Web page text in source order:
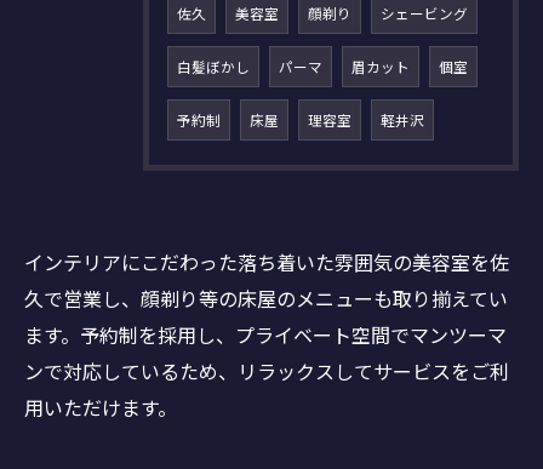
佐久 美容室 顔剃り シェービング
白髪ぼかし パーマ 眉カット 個室
予約制 床屋 理容室 軽井沢
インテリアにこだわった落ち着いた雰囲気の美容室を佐
久で営業し、顔剃り等の床屋のメニューも取り揃えてい
ます。予約制を採用し、プライベート空間でマンツーマ
ンで対応しているため、リラックスしてサービスをご利
用いただけます。